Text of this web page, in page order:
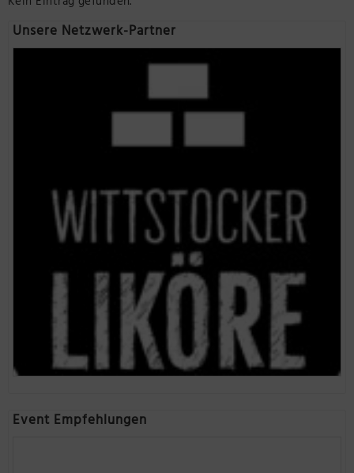
Präsenzstelle Prignitz Standort Neuruppin
Brandenburg-Preußen Museum Wustrau
Wegemuseum Wusterhausen/Dosse
Unsere Netzwerk-Partner
Event Empfehlungen